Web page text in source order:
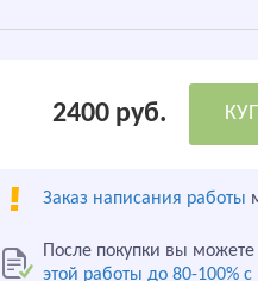
2400 руб.
Заказ написания работы
После покупки вы можете
этой работы до 80-100%